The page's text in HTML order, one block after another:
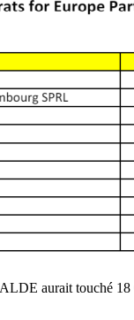
aurait touché